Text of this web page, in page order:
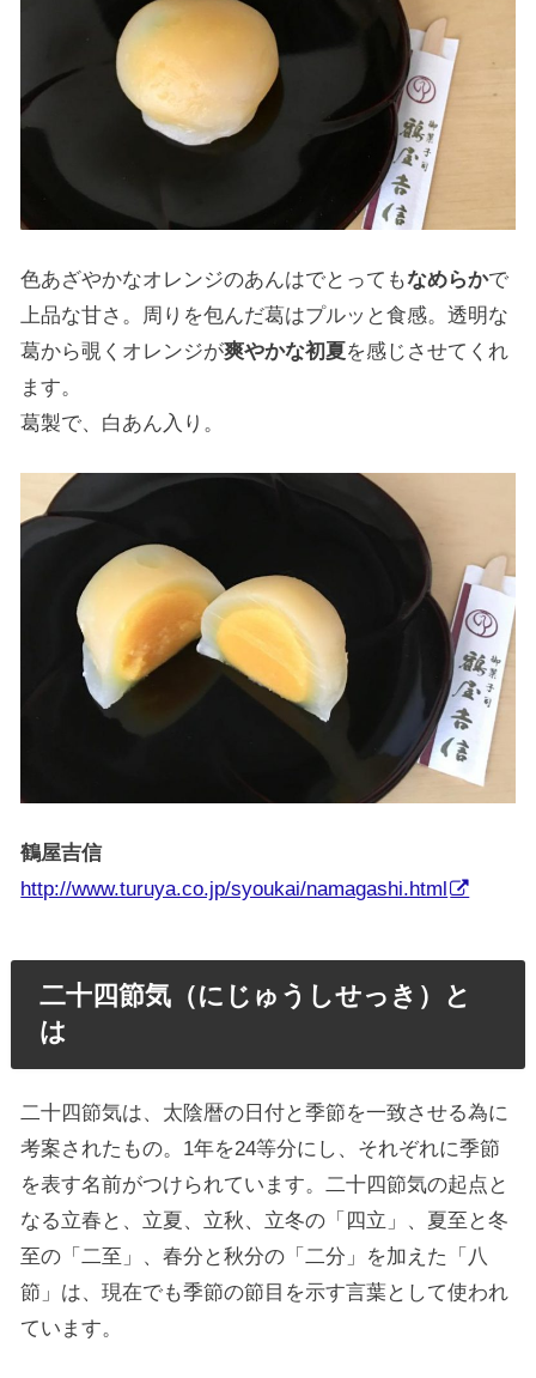
色あざやかなオレンジのあんはでとってもなめらかで
上品な甘さ。周りを包んだ葛はプルッと食感。透明な
葛から覗くオレンジが爽やかな初夏を感じさせてくれ
ます。
葛製で、白あん入り。
鶴屋吉信
http://www.turuya.co.jp/syoukai/namagashi.html
二十四節気（にじゅうしせっき）と
は
二十四節気は、太陰暦の日付と季節を一致させる為に
考案されたもの。1年を24等分にし、それぞれに季節
を表す名前がつけられています。二十四節気の起点と
なる立春と、立夏、立秋、立冬の「四立」、夏至と冬
至の「二至」、春分と秋分の「二分」を加えた「八
節」は、現在でも季節の節目を示す言葉として使われ
ています。